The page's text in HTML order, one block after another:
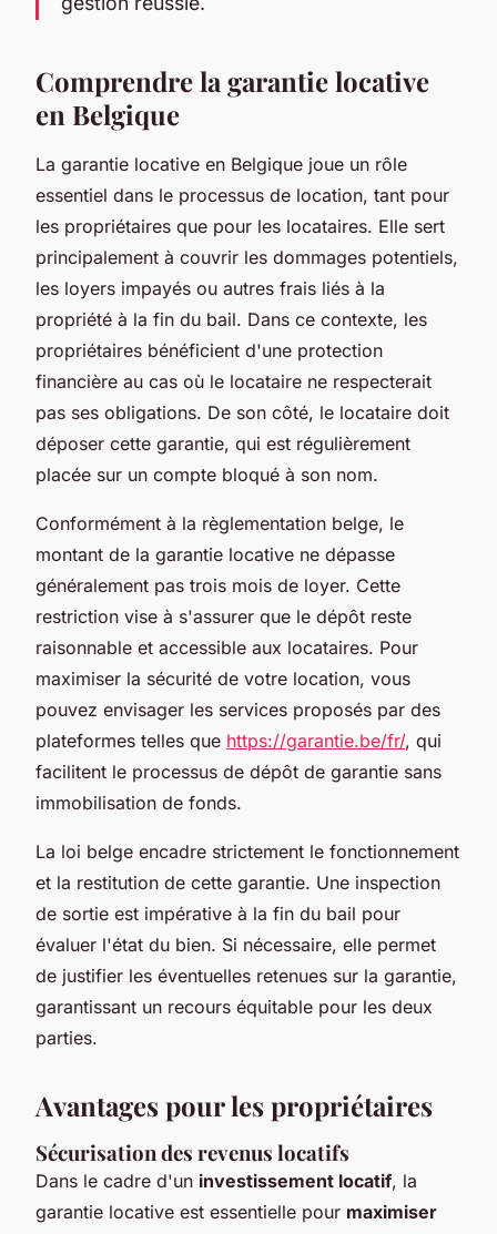
Comprendre la garantie locative
en Belgique
La garantie locative en Belgique joue un rôle
essentiel dans le processus de location, tant pour
les propriétaires que pour les locataires. Elle sert
principalement à couvrir les dommages potentiels,
les loyers impayés ou autres frais liés à la
propriété à la fin du bail. Dans ce contexte, les
propriétaires bénéficient d'une protection
financière au cas où le locataire ne respecterait
pas ses obligations. De son côté, le locataire doit
déposer cette garantie, qui est régulièrement
placée sur un compte bloqué à son nom.
Conformément à la règlementation belge, le
montant de la garantie locative ne dépasse
généralement pas trois mois de loyer. Cette
restriction vise à s'assurer que le dépôt reste
raisonnable et accessible aux locataires. Pour
maximiser la sécurité de votre location, vous
pouvez envisager les services proposés par des
plateformes telles que https://garantie.be/fr/, qui
facilitent le processus de dépôt de garantie sans
immobilisation de fonds.
La loi belge encadre strictement le fonctionnement
et la restitution de cette garantie. Une inspection
de sortie est impérative à la fin du bail pour
évaluer l'état du bien. Si nécessaire, elle permet
de justifier les éventuelles retenues sur la garantie,
garantissant un recours équitable pour les deux
parties.
Avantages pour les propriétaires
Sécurisation des revenus locatifs
Dans le cadre d'un investissement locatif, la
garantie locative est essentielle pour maximiser